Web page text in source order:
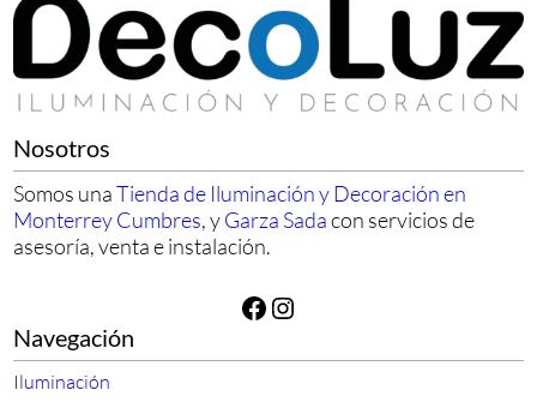
Nosotros
Somos unaTienda de Iluminación y Decoración en
Monterrey Cumbres, yGarza Sadacon servicios de
asesoría, venta e instalación.
Facebook Instagram
Navegación
Iluminación